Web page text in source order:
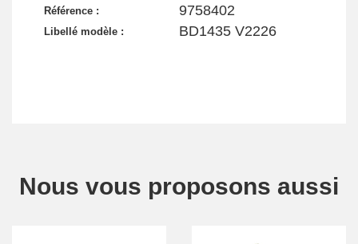
Référence : 9758402
Libellé modèle : BD1435 V2226
Nous vous proposons aussi